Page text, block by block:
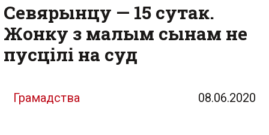
Севярынцу — 15 сутак.
Жонку з малым сынам не
пусцілі на суд
Грамадства 08.06.2020